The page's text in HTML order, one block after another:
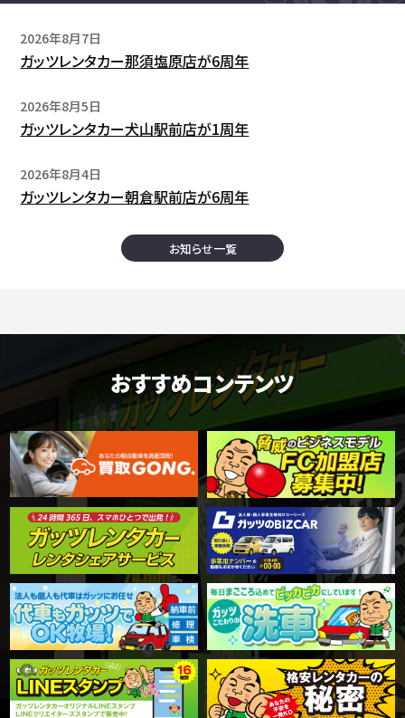
2026年8月7日
ガッツレンタカー那須塩原店が6周年
2026年8月5日
ガッツレンタカー犬山駅前店が1周年
2026年8月4日
ガッツレンタカー朝倉駅前店が6周年
お知らせ一覧
おすすめコンテンツ